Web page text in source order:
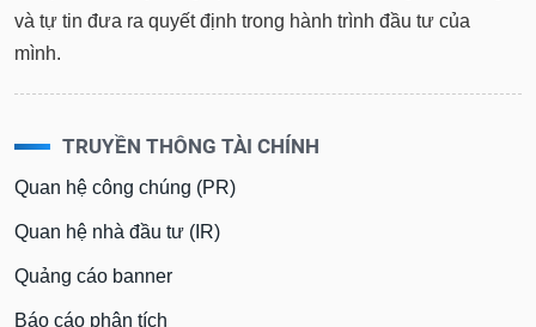
và tự tin đưa ra quyết định trong hành trình đầu tư của
mình.
TRUYỀN THÔNG TÀI CHÍNH
Quan hệ công chúng (PR)
Quan hệ nhà đầu tư (IR)
Quảng cáo banner
Báo cáo phân tích
Công
cụ
tư
thông
chính